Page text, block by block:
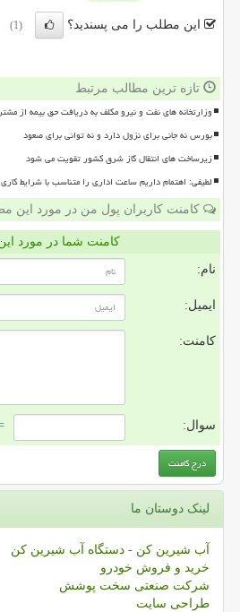
این مطلب را می پسندید؟ (1)
تازه ترین مطالب مرتبط
وزارتخانه های نفت و نیرو مکلف به دریافت حق بیمه از
بورس نه جانی برای نزول دارد و نه توانی برای صعود
زیرساخت های انتقال گاز شرق کشور تقویت می شود
لطیفی: اهتمام داریم ساعت اداری را متناسب با شرایط
کامنت کاربران پول من در مورد این
کامنت شما در مورد
نام:
ایمیل:
کامنت:
سوال: = ۶
لینک دوستان ما
آب شیرین کن - دستگاه آب شیرین کن
خرید و فروش خودرو
شرکت صنعتی سخت پوشش
طراحی سایت